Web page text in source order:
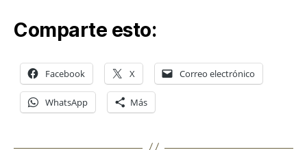
Comparte esto:
Facebook X Correo electrónico
WhatsApp Más